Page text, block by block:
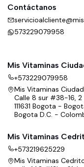
Contáctanos
573229079958
Mis Vitaminas
+573229079958
Mis Vitaminas
Calle 8 sur #38-16, 2
111631 Bogota -
Bogota D.C. -
Mis Vitaminas
+573219625229
Mis Vitaminas